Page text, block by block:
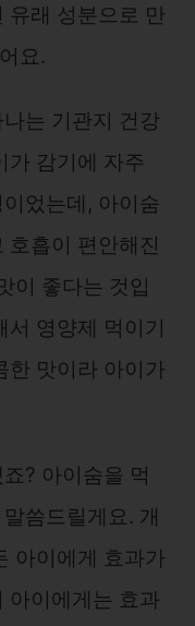
유래 성분으로 만
요.
는 기관지 건강
가 감기에 자주
었는데, 아이숨
호흡이 편안해진
이 좋다는 것입
서 영양제 먹이기
한 맛이라 아이가
? 아이숨을 먹
씀드릴게요. 개
아이에게 효과가
아이에게는 효과